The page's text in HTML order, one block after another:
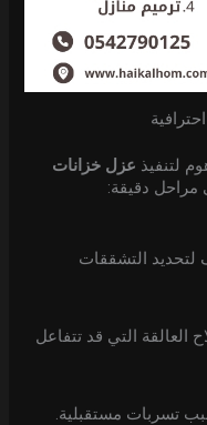
لتنفيذ عزل خزانات
مراحل دقيقة:
التشققات
العالقة التي قد تتفاعل
تسربات مستقبلية.